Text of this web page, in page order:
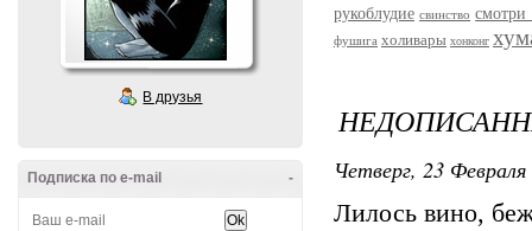
В друзья
-
Подписка по e-mail
рукоблудие свинство смотри
фушига холивары хонконг
Четверг, 23
Лилось вино,